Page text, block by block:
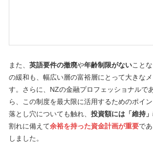
また、 英語要件の撤廃や年齢制限がないこと
の緩和も、幅広い層の富裕層にとって大きな
す。さらに、NZの金融プロフェッショナルで
ら、この制度を最大限に活用するためのポイ
落とし穴についても触れ、 投資額には「維持
割れに備えて余裕を持った資金計画が重要で
しました。